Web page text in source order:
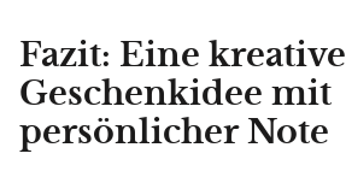
Fazit: Eine kreative
Geschenkidee mit
persönlicher Note